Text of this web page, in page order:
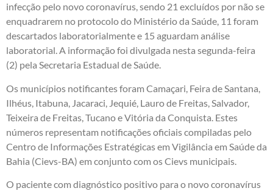
infecção pelo novo coronavírus, sendo 21 excluídos por não se
enquadrarem no protocolo do Ministério da Saúde, 11 foram
descartados laboratorialmente e 15 aguardam análise
laboratorial. A informação foi divulgada nesta segunda-feira
(2) pela Secretaria Estadual de Saúde.
Os municípios notificantes foram Camaçari, Feira de Santana,
Ilhéus, Itabuna, Jacaraci, Jequié, Lauro de Freitas, Salvador,
Teixeira de Freitas, Tucano e Vitória da Conquista. Estes
números representam notificações oficiais compiladas pelo
Centro de Informações Estratégicas em Vigilância em Saúde da
Bahia (Cievs-BA) em conjunto com os Cievs municipais.
O paciente com diagnóstico positivo para o novo coronavírus